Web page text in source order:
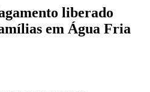
liberado
em Água Fria